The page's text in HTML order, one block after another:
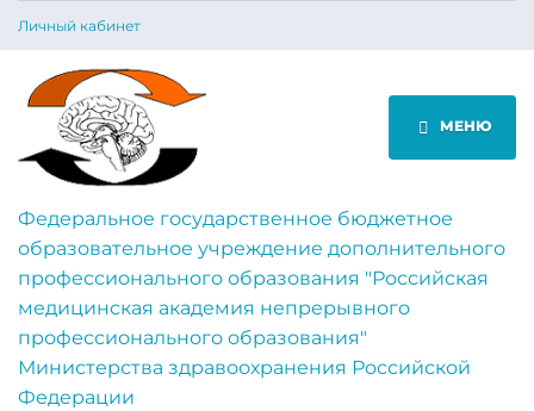
Личный кабинет
МЕНЮ
Федеральное государственное бюджетное
образовательное учреждение дополнительного
профессионального образования "Российская
медицинская академия непрерывного
профессионального образования"
Министерства здравоохранения Российской
Федерации